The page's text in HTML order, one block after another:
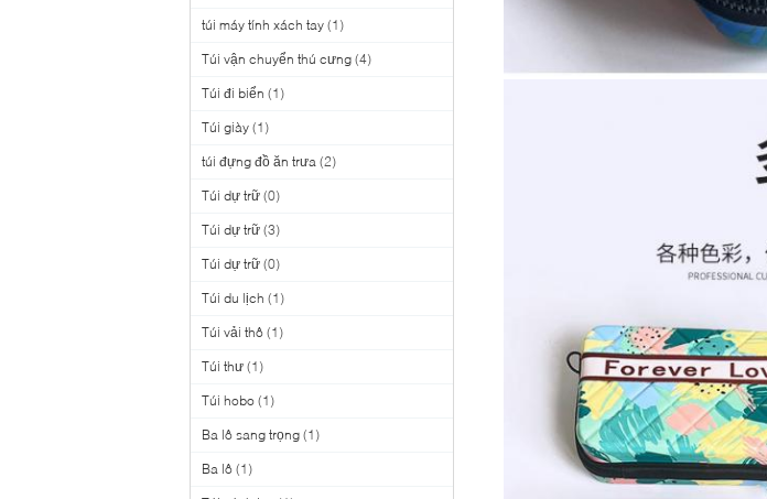
túi máy tính xách tay (1)
Túi vận chuyển thú cưng (4)
Túi đi biển (1)
Túi giày (1)
túi đựng đồ ăn trưa (2)
Túi dự trữ (0)
Túi dự trữ (3)
Túi dự trữ (0)
Túi du lịch (1)
Túi vải thô (1)
Túi thư (1)
Túi hobo (1)
Ba lô sang trọng (1)
Ba lô (1)